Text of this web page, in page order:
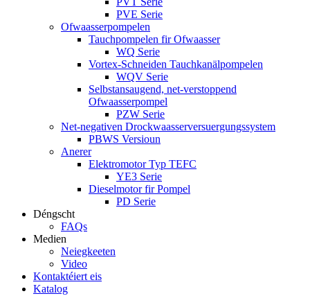
PVE Serie
Ofwaasserpompelen
Tauchpompelen fir Ofwaasser
WQ Serie
Vortex-Schneiden Tauchkanälpompelen
WQV Serie
Selbstansaugend, net-verstoppend
Ofwaasserpompel
PZW Serie
Net-negativen Drockwaasserversuergungssystem
PBWS Versioun
Anerer
Elektromotor Typ TEFC
YE3 Serie
Dieselmotor fir Pompel
PD Serie
Déngscht
FAQs
Medien
Neiegkeeten
Video
Kontaktéiert eis
Katalog